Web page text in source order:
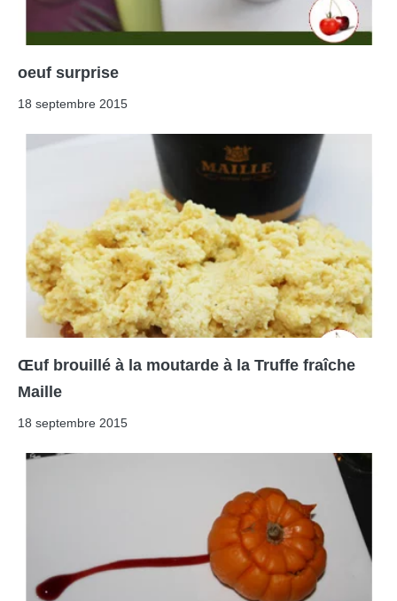
oeuf surprise
18 septembre 2015
Œuf brouillé à la moutarde à la Truffe fraîche
Maille
18 septembre 2015